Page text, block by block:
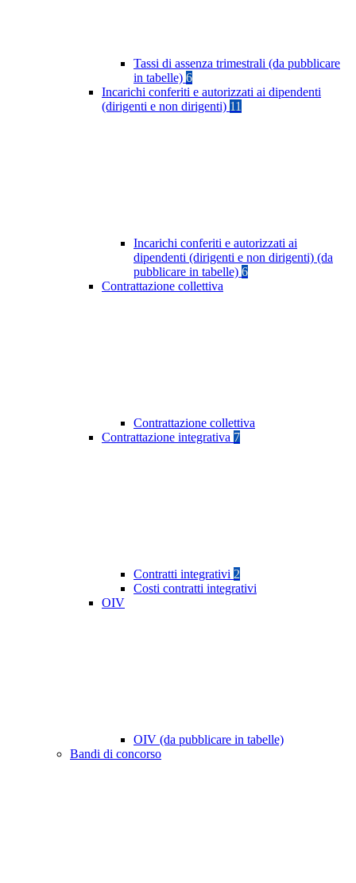
Tassi di assenza trimestrali (da pubblicare
in tabelle) 6
Incarichi conferiti e autorizzati ai dipendenti
(dirigenti e non dirigenti) 11
Incarichi conferiti e autorizzati ai
dipendenti (dirigenti e non dirigenti) (da
pubblicare in tabelle) 6
Contrattazione collettiva
Contrattazione collettiva
Contrattazione integrativa 7
Contratti integrativi 2
Costi contratti integrativi
OIV
OIV (da pubblicare in tabelle)
Bandi di concorso